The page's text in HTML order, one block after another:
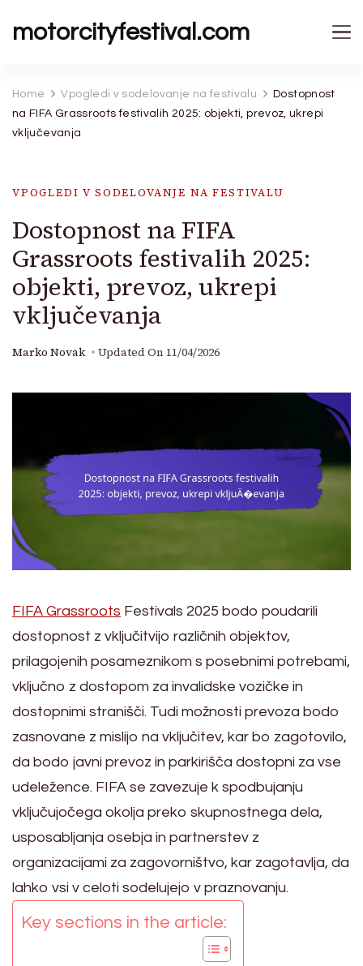
motorcityfestival.com
Home Vpogledi v sodelovanje na festivalu
Dostopnost
na FIFA Grassroots festivalih 2025: objekti, prevoz, ukrepi
vključevanja
VPOGLEDI V SODELOVANJE NA FESTIVALU
Dostopnost na FIFA
Grassroots festivalih 2025:
objekti, prevoz, ukrepi
vključevanja
Marko Novak Updated On 11/04/2026
FIFA Grassroots Festivals 2025 bodo poudarili
dostopnost z vključitvijo različnih objektov,
prilagojenih posameznikom s posebnimi potrebami,
vključno z dostopom za invalidske vozičke in
dostopnimi stranišči. Tudi možnosti prevoza bodo
zasnovane z mislijo na vključitev, kar bo zagotovilo,
da bodo javni prevoz in parkirišča dostopni za vse
udeležence. FIFA se zavezuje k spodbujanju
vključujočega okolja preko skupnostnega dela,
usposabljanja osebja in partnerstev z
organizacijami za zagovorništvo, kar zagotavlja, da
lahko vsi v celoti sodelujejo v praznovanju.
Key sections in the article: